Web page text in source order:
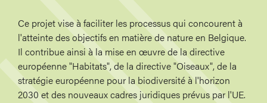
Ce projet vise à faciliter les processus qui concourent à
l'atteinte des objectifs en matière de nature en Belgique.
Il contribue ainsi à la mise en œuvre de la directive
européenne "Habitats", de la directive "Oiseaux", de la
stratégie européenne pour la biodiversité à l'horizon
2030 et des nouveaux cadres juridiques prévus par l'UE.